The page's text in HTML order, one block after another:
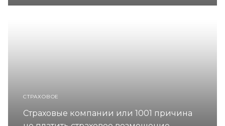
СТРАХОВОЕ
Страховые компании или 1001 причина